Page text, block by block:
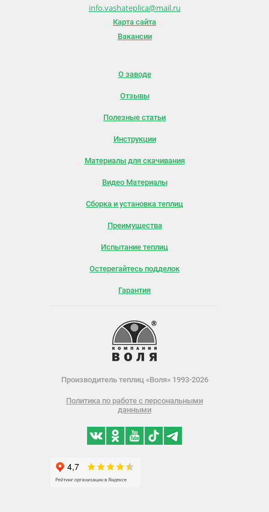
info.vashateplica@mail.ru
Карта сайта
Вакансии
О заводе
Отзывы
Полезные статьи
Инструкции
Материалы для скачивания
Видео Материалы
Сборка и установка теплиц
Преимущества
Испытание теплиц
Остерегайтесь подделок
Гарантия
Производитель теплиц «Воля» 1993-2026
Политика по работе с персональными
данными